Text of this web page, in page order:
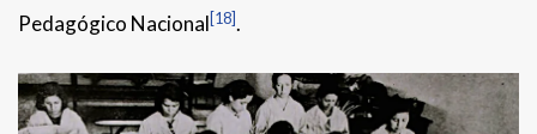
Pedagógico Nacional[18].